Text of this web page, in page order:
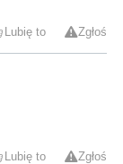
Lubię to Zgłoś
Lubię to Zgłoś